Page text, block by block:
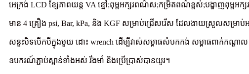
អេក្រង់ LCD ខ្សែភាពយន្ត VA ខ្មៅ;ពុម្ពអក្សរពណ៌ស;កម្រិតពណ៌ខ្ពស់;បង្ហាញពុម្ពអក្ស
មាន 4 គ្រឿង psi, Bar, kPa, និង KGF សម្រាប់ជ្រើសរើស ដែលងាយស្រួលសម្រាប់អ
សន្ទះបិទបើកបីក្នុងមួយ ដោះ wrench ដើម្បីវាស់សម្ពាធសំបកកង់ សម្ពាធពាក់កណ្តា
ឧបករណ៍ភ្ជាប់ស្ពាន់ទាំងអស់ រឹងមាំ និងប្រើប្រាស់បានយូរ។